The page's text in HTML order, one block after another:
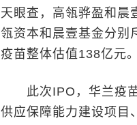
天眼查，高瓴骅盈和晨
瓴资本和晨壹基金分别
疫苗整体估值138亿元。
此次IPO，华兰疫苗
供应保障能力建设项目